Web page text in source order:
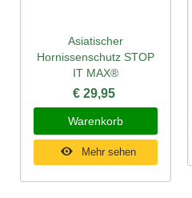
Asiatischer
Hornissenschutz STOP
IT MAX®
€ 29,95
Warenkorb
Mehr sehen